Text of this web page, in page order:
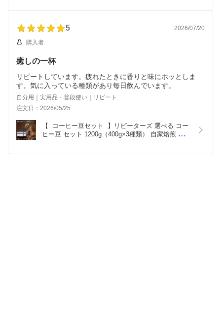
COLDBREWにするのがもったいなく感じるぐらい、モコモ
コ膨らむ豆でした。
5 2026/07/20
購入者
癒しの一杯
リピートしています。疲れたときに香りと味にホッとしま
す。気に入っている種類があり毎日飲んでいます。
自分用｜実用品・普段使い｜リピート
注文日：2026/05/25
【  コーヒー豆セット  】リピーターズ 選べる コー
ヒー豆 セット 1200g（400g×3種類） 自家焙煎 珈琲